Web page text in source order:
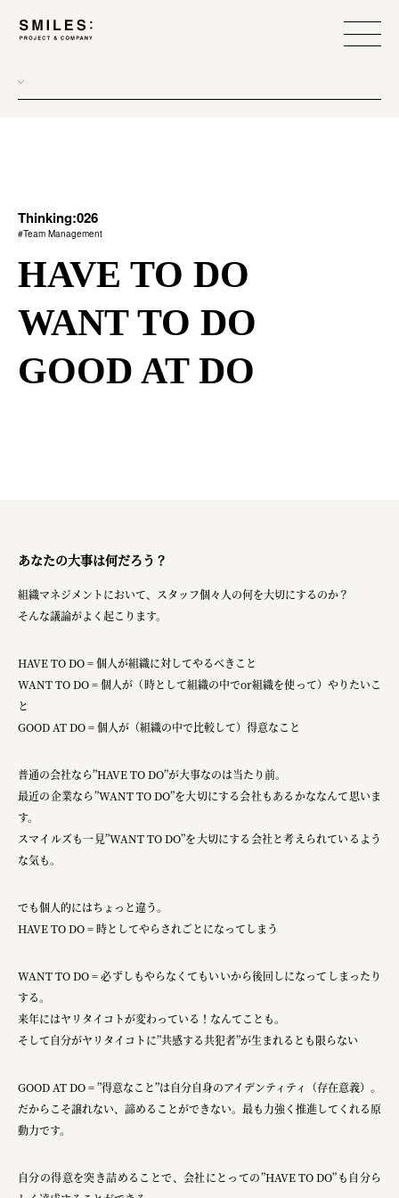
scope
team management
method
Thinking:026
#Team Management
HAVE TO DO
WANT TO DO
GOOD AT DO
あなたの大事は何だろう？
組織マネジメントにおいて、スタッフ個々人の何を大切にするのか？
そんな議論がよく起こります。
HAVE TO DO = 個人が組織に対してやるべきこと
WANT TO DO = 個人が（時として組織の中でor組織を使って）やりたいこ
と
GOOD AT DO = 個人が（組織の中で比較して）得意なこと
普通の会社なら”HAVE TO DO”が大事なのは当たり前。
最近の企業なら”WANT TO DO”を大切にする会社もあるかななんて思いま
す。
スマイルズも一見”WANT TO DO”を大切にする会社と考えられているよう
な気も。
でも個人的にはちょっと違う。
HAVE TO DO = 時としてやらされごとになってしまう
WANT TO DO = 必ずしもやらなくてもいいから後回しになってしまったり
する。
来年にはヤリタイコトが変わっている！なんてことも。
そして自分がヤリタイコトに”共感する共犯者”が生まれるとも限らない
GOOD AT DO = ”得意なこと”は自分自身のアイデンティティ（存在意義）。
だからこそ譲れない、諦めることができない。最も力強く推進してくれる原
動力です。
自分の得意を突き詰めることで、会社にとっての”HAVE TO DO”も自分ら